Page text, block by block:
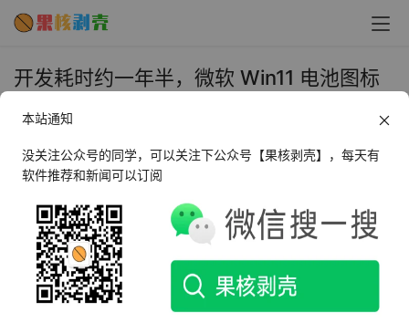
开发耗时约一年半，微软 Win11 电池图标
2025年11月10日 上午10:27 • 圈内新闻
AI摘要
此内容由AI根据文章内容自动生成，并已由人工审核
微软在Windows 11 Build 26x00.7019预览版中对任务栏
电池图标进行重构，显著提升用户获取电量信息的体验。
本站通知
没关注公众号的同学，可以关注下公众号【果核剥壳】，每天有
软件推荐和新闻可以订阅